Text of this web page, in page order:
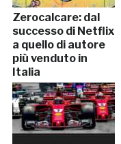
Zerocalcare: dal
successo di Netflix
a quello di autore
più venduto in
Italia